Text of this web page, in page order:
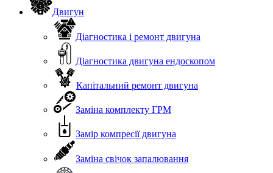
Двигун
Діагностика і ремонт двигуна
Діагностика двигуна ендоскопом
Капітальний ремонт двигуна
Заміна комплекту ГРМ
Замір компресії двигуна
Заміна свічок запалювання